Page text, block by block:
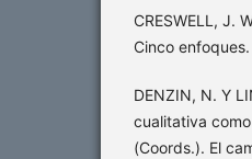
CRESWELL, J.
Cinco
DENZIN, N. Y
cualitativa
(Coords.). El